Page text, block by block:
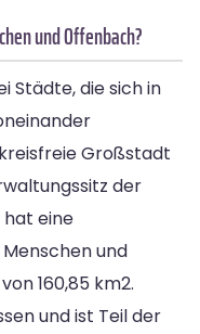
und Offenbach?
Städte, die sich in
Großstadt
der
hat eine
Menschen und
160,85 km2.
und ist Teil der